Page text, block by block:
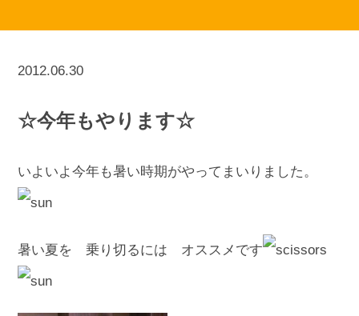
2012.06.30
☆今年もやります☆
いよいよ今年も暑い時期がやってまいりました。
暑い夏を 乗り切るには オススメです